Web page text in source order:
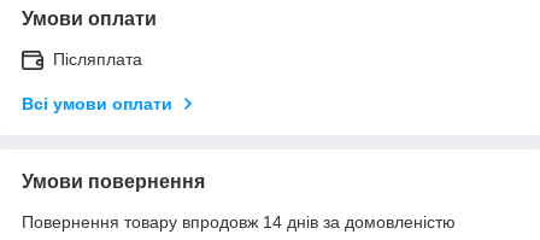
Умови оплати
Післяплата
Всі умови оплати
Умови повернення
Повернення товару впродовж 14 днів за домовленістю